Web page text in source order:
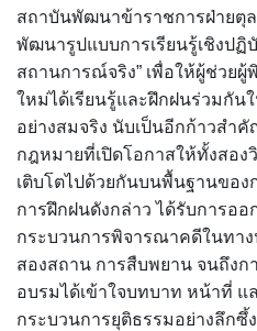
สถาบันพัฒนาข้าราชการฝ่ายตุ
พัฒนารูปแบบการเรียนรู้เชิงปฏิ
สถานการณ์จริง” เพื่อให้ผู้ช่วย
ใหม่ได้เรียนรู้และฝึกฝนร่วมกั
อย่างสมจริง นับเป็นอีกก้าวสำ
กฎหมายที่เปิดโอกาสให้ทั้งสอง
เติบโตไปด้วยกันบนพื้นฐานของ
การฝึกฝนดังกล่าว ได้รับการอ
กระบวนการพิจารณาคดีในทา
สองสถาน การสืบพยาน จนถึงก
อบรมได้เข้าใจบทบาท หน้าที่
กระบวนการยุติธรรมอย่างลึกซึ้